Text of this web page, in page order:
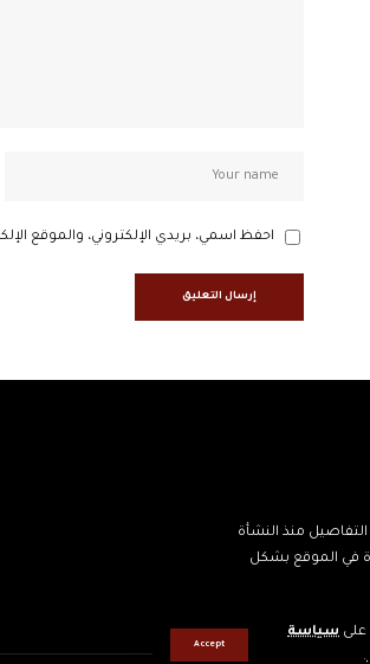
على سياسة
.
Accept
احفظ اسمي، بريدي الإلكتروني، والموقع
منذ النشأة
في الموقع بشكل